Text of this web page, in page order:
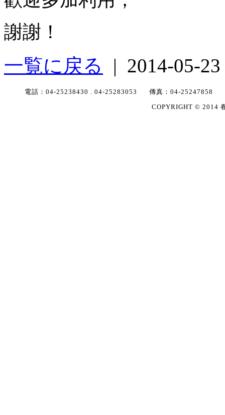
謝謝！
一覧に戻る | 2014-05-
電話： 04-25238430 04-25283053 傳真： 04-25247858
COPYRIGHT © 2014